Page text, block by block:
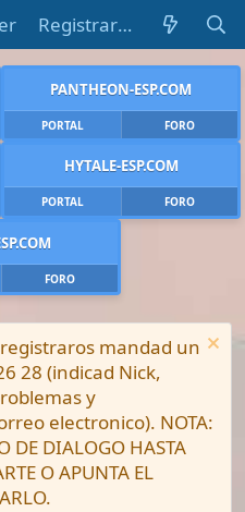
Registrarse
PANTHEON-ESP.COM
PORTAL FORO
HYTALE-ESP.COM
PORTAL FORO
FORO
mandad un
28 (indicad Nick,
y
electronico). NOTA:
DE DIALOGO HASTA
O APUNTA EL